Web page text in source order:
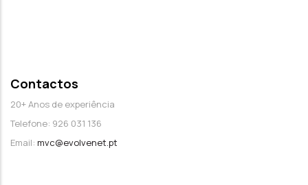
Contactos
20+ Anos de experiência
Telefone: 926 031 136
Email: mvc@evolvenet.pt